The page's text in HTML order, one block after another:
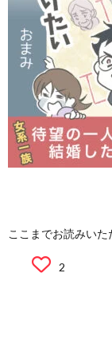
ここまでお読みいた
2